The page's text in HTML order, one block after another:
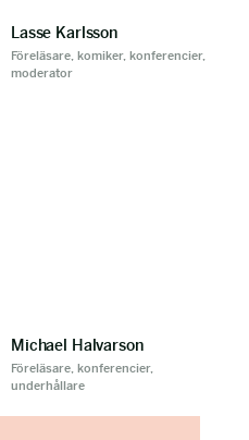
Lasse Karlsson
Föreläsare, komiker, konferencier,
moderator
Michael Halvarson
Föreläsare, konferencier,
underhållare